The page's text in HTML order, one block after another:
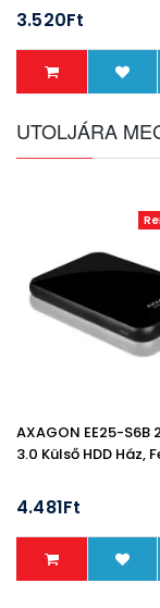
3.520Ft
UTOLJÁRA
AXAGON EE25-S6B
3.0 Külső HDD Ház,
4.481Ft